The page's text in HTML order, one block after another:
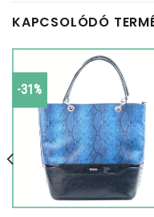
KAPCSOLÓDÓ
-31%